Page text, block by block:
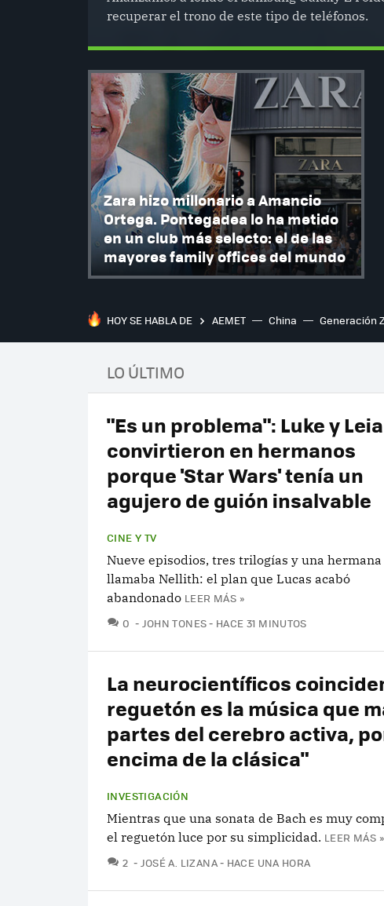
recuperar el trono de este tipo de teléfonos.
Zara hizo millonario a Amancio
Ortega. Pontegadea lo ha metido
en un club más selecto: el de las
mayores family offices del mundo
HOY SE HABLA DE AEMET China Generación Z
LO ÚLTIMO
"Es un problema": Luke y
convirtieron en hermanos
porque 'Star Wars' tenía un
agujero de guión insalvable
CINE Y TV
Nueve episodios, tres trilogías y una hermana
llamaba Nellith: el plan que Lucas acabó
abandonado LEER MÁS »
0 COMENTARIOS
JOHN TONES HACE 31 MINUTOS
La neurocientíficos
reguetón es la música que
partes del cerebro activa,
encima de la clásica"
INVESTIGACIÓN
Mientras que una sonata de Bach es muy
el reguetón luce por su simplicidad. LEER MÁS »
2 COMENTARIOS
JOSÉ A. LIZANA HACE UNA HORA